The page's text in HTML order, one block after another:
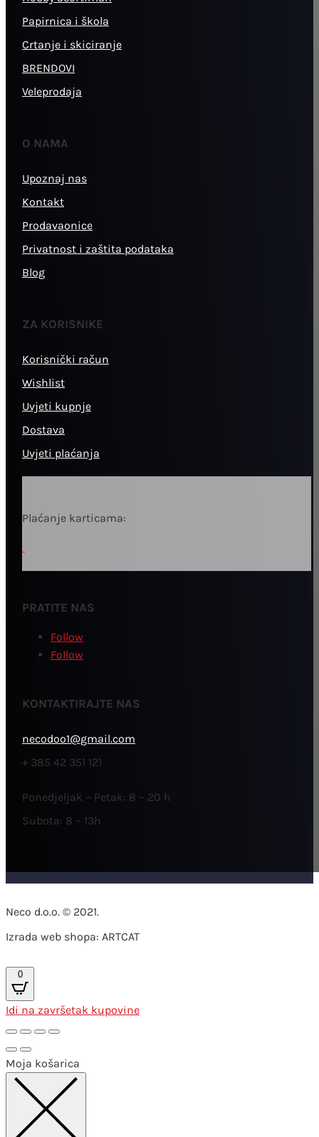
Papirnica i škola
Crtanje i skiciranje
BRENDOVI
Veleprodaja
O NAMA
Upoznaj nas
Kontakt
Prodavaonice
Privatnost i zaštita podataka
Blog
ZA KORISNIKE
Korisnički račun
Wishlist
Uvjeti kupnje
Dostava
Uvjeti plaćanja
Plaćanje karticama:
PRATITE NAS
Follow
Follow
KONTAKTIRAJTE NAS
necodoo1@gmail.com
+ 385 42 351 121
Ponedjeljak – Petak: 8 – 20 h
Subota: 8 – 13h
Neco d.o.o. © 2021.
Izrada web shopa: ARTCAT
0
Idi na završetak kupovine
Moja košarica